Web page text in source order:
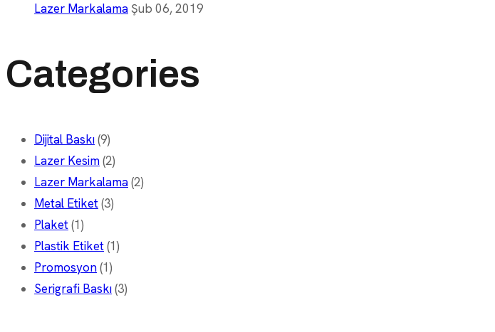
Lazer Markalama Şub 06, 2019
Categories
Dijital Baskı(9)
Lazer Kesim(2)
Lazer Markalama(2)
Metal Etiket(3)
Plaket(1)
Plastik Etiket(1)
Promosyon(1)
Serigrafi Baskı(3)